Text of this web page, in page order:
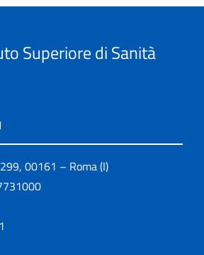
Superiore di Sanità
00161 – Roma (I)